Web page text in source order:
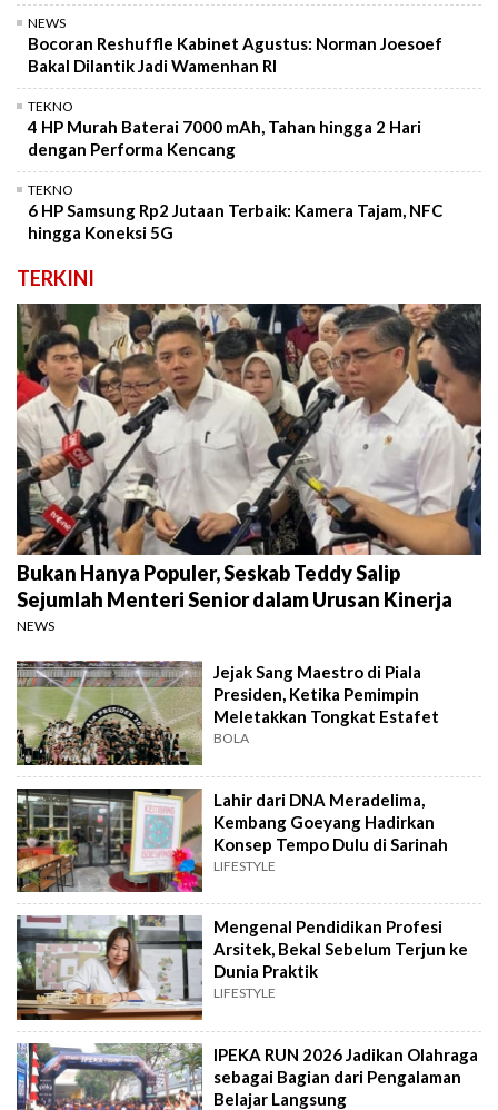
NEWS
Bocoran Reshuffle Kabinet Agustus: Norman Joesoef
Bakal Dilantik Jadi Wamenhan RI
TEKNO
4 HP Murah Baterai 7000 mAh, Tahan hingga 2 Hari
dengan Performa Kencang
TEKNO
6 HP Samsung Rp2 Jutaan Terbaik: Kamera Tajam, NFC
hingga Koneksi 5G
TERKINI
Bukan Hanya Populer, Seskab Teddy Salip
Sejumlah Menteri Senior dalam Urusan Kinerja
NEWS
Jejak Sang Maestro di Piala
Presiden, Ketika Pemimpin
Meletakkan Tongkat Estafet
BOLA
Lahir dari DNA Meradelima,
Kembang Goeyang Hadirkan
Konsep Tempo Dulu di Sarinah
LIFESTYLE
Mengenal Pendidikan Profesi
Arsitek, Bekal Sebelum Terjun ke
Dunia Praktik
LIFESTYLE
IPEKA RUN 2026 Jadikan Olahraga
sebagai Bagian dari Pengalaman
Belajar Langsung